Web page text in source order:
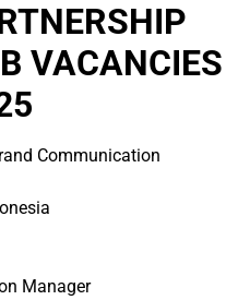
VACANCIES
Communication
Manager